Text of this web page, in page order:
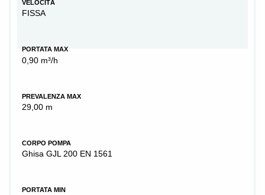
VELOCITÀ
FISSA
PORTATA MAX
0,90 m³/h
PREVALENZA MAX
29,00 m
CORPO POMPA
Ghisa GJL 200 EN 1561
PORTATA MIN